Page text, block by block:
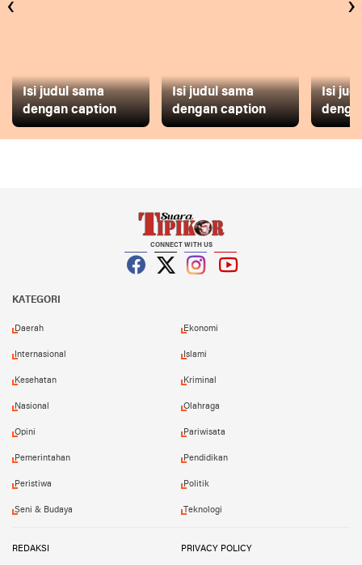
Isi judul sama
dengan caption
Isi judul sama
dengan caption
Isi
‹ ›
CONNECT WITH US
KATEGORI
Daerah Ekonomi
Internasional Islami
Kesehatan Kriminal
Nasional Olahraga
Opini Pariwisata
Pemerintahan Pendidikan
Peristiwa Politik
Seni & Budaya Teknologi
REDAKSI PRIVACY POLICY